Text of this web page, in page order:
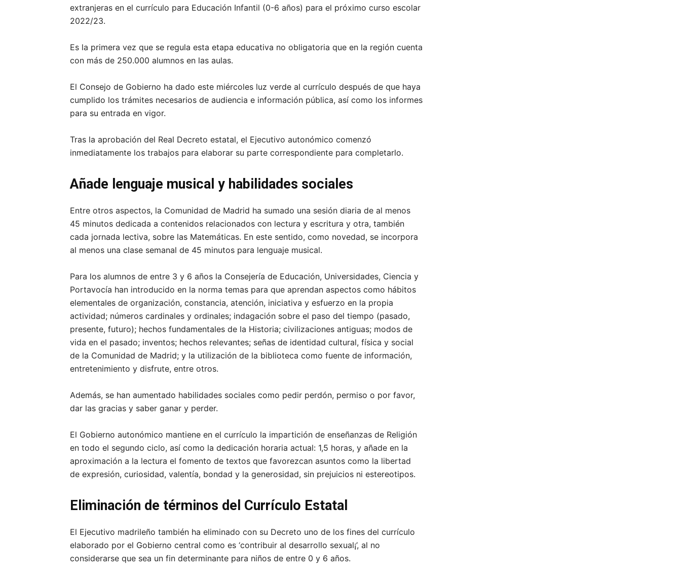
extranjeras en el currículo para Educación Infantil (0-6 años) para el próximo curso escolar
2022/23.
Es la primera vez que se regula esta etapa educativa no obligatoria que en la región cuenta
con más de 250.000 alumnos en las aulas.
El Consejo de Gobierno ha dado este miércoles luz verde al currículo después de que haya
cumplido los trámites necesarios de audiencia e información pública, así como los informes
para su entrada en vigor.
Tras la aprobación del Real Decreto estatal, el Ejecutivo autonómico comenzó
inmediatamente los trabajos para elaborar su parte correspondiente para completarlo.
Añade lenguaje musical y habilidades sociales
Entre otros aspectos, la Comunidad de Madrid ha sumado una sesión diaria de al menos
45 minutos dedicada a contenidos relacionados con lectura y escritura y otra, también
cada jornada lectiva, sobre las Matemáticas. En este sentido, como novedad, se incorpora
al menos una clase semanal de 45 minutos para lenguaje musical.
Para los alumnos de entre 3 y 6 años la Consejería de Educación, Universidades, Ciencia y
Portavocía han introducido en la norma temas para que aprendan aspectos como hábitos
elementales de organización, constancia, atención, iniciativa y esfuerzo en la propia
actividad; números cardinales y ordinales; indagación sobre el paso del tiempo (pasado,
presente, futuro); hechos fundamentales de la Historia; civilizaciones antiguas; modos de
vida en el pasado; inventos; hechos relevantes; señas de identidad cultural, física y social
de la Comunidad de Madrid; y la utilización de la biblioteca como fuente de información,
entretenimiento y disfrute, entre otros.
Además, se han aumentado habilidades sociales como pedir perdón, permiso o por favor,
dar las gracias y saber ganar y perder.
El Gobierno autonómico mantiene en el currículo la impartición de enseñanzas de Religión
en todo el segundo ciclo, así como la dedicación horaria actual: 1,5 horas, y añade en la
aproximación a la lectura el fomento de textos que favorezcan asuntos como la libertad
de expresión, curiosidad, valentía, bondad y la generosidad, sin prejuicios ni estereotipos.
Eliminación de términos del Currículo Estatal
El Ejecutivo madrileño también ha eliminado con su Decreto uno de los fines del currículo
elaborado por el Gobierno central como es ‘contribuir al desarrollo sexual¡’, al no
considerarse que sea un fin determinante para niños de entre 0 y 6 años.